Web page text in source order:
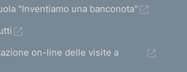
"Inventiamo una banconota"
on-line delle visite a